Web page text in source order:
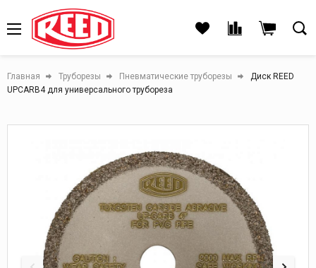
Главная Труборезы Пневматические труборезы
Диск REED
UPCARB4 для универсального трубореза